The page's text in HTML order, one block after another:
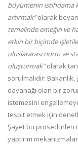
büyümenin istihdama
artırmak”olarak
temelinde emeğin ve
etkin bir biçimde
uluslararası norm ve
oluşturmak”olarak
sorulmalıdır:
dayanağı olan bir
istemesini
tespit etmek için
Şayet bu prosedürleri
yaptırım